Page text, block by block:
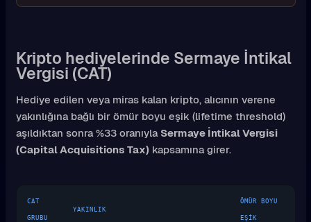
Kripto hediyelerinde Sermaye İntikal
Vergisi (CAT)
Hediye edilen veya miras kalan kripto, alıcının verene
yakınlığına bağlı bir ömür boyu eşik (lifetime threshold)
aşıldıktan sonra %33 oranıyla Sermaye İntikal Vergisi
(Capital Acquisitions Tax)kapsamına girer.
CAT
GRUBU
YAKINLIK
ÖMÜR BOYU
EŞIK